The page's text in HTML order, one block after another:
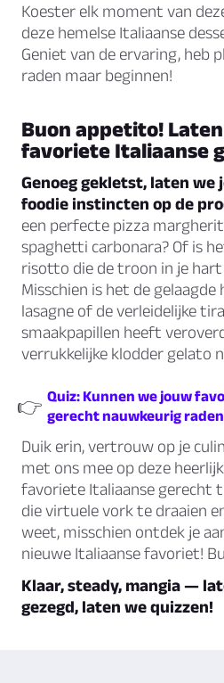
Koester elk moment van
deze hemelse Italiaanse
Geniet van de ervaring, heb
raden maar beginnen!
Buon appetito!
favoriete Italiaanse
Genoeg gekletst, laten we
foodie instincten op de
een perfecte pizza
spaghetti carbonara? Of is
risotto die de troon in je
Misschien is het de gelaagde
lasagne of de verleidelijke
smaakpapillen heeft
verrukkelijke klodder gelato
👉 Quiz: Kunnen we jouw
gerecht nauwkeurig
Duik erin, vertrouw op je
met ons mee op deze
favoriete Italiaanse gerecht
die virtuele vork te draaien
weet, misschien ontdek je
nieuwe Italiaanse favoriet!
Klaar, steady, mangia —
gezegd, laten we quizzen!